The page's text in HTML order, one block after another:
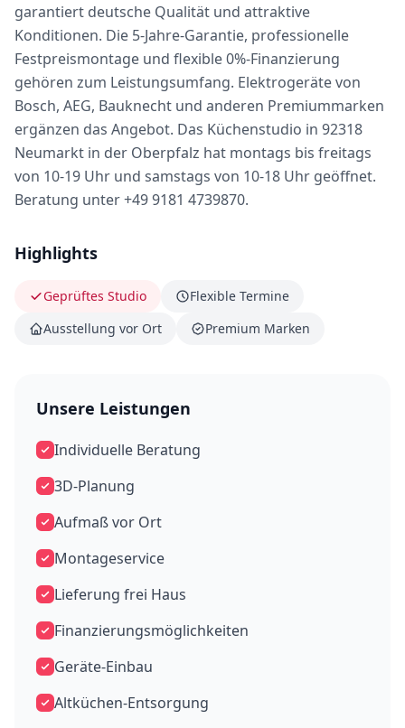
garantiert deutsche Qualität und attraktive
Konditionen. Die 5-Jahre-Garantie, professionelle
Festpreismontage und flexible 0%-Finanzierung
gehören zum Leistungsumfang. Elektrogeräte von
Bosch, AEG, Bauknecht und anderen Premiummarken
ergänzen das Angebot. Das Küchenstudio in 92318
Neumarkt in der Oberpfalz hat montags bis freitags
von 10-19 Uhr und samstags von 10-18 Uhr geöffnet.
Beratung unter +49 9181 4739870.
Highlights
Geprüftes Studio
Flexible Termine
Ausstellung vor Ort
Premium Marken
Unsere Leistungen
Individuelle Beratung
3D-Planung
Aufmaß vor Ort
Montageservice
Lieferung frei Haus
Finanzierungsmöglichkeiten
Geräte-Einbau
Altküchen-Entsorgung